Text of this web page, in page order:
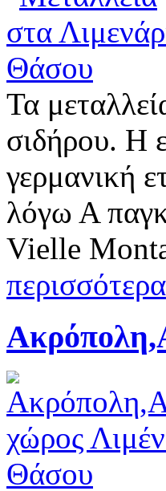
Τα
σιδήρου. Η
γερμανική
λόγω Α
Vielle
περισσότερα